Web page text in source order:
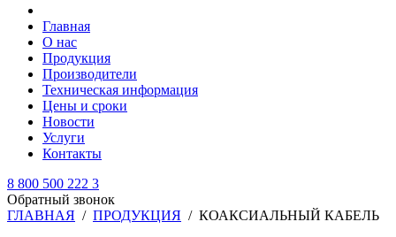
Главная
О нас
Продукция
Производители
Техническая информация
Цены и сроки
Новости
Услуги
Контакты
8 800 500 222 3
Обратный звонок
ГЛАВНАЯ / ПРОДУКЦИЯ / КОАКСИАЛЬНЫЙ КАБЕЛЬ